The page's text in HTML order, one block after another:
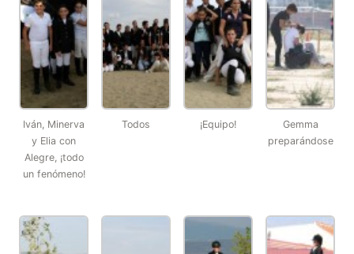
Iván, Minerva
y Elia con
Alegre, ¡todo
un fenómeno!
Todos ¡Equipo!
Gemma
preparándose